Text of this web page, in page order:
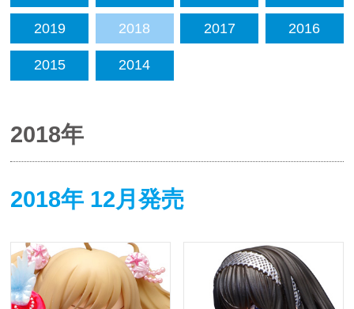
2019 2018 2017 2016
2015 2014
2018年
2018年 12月発売